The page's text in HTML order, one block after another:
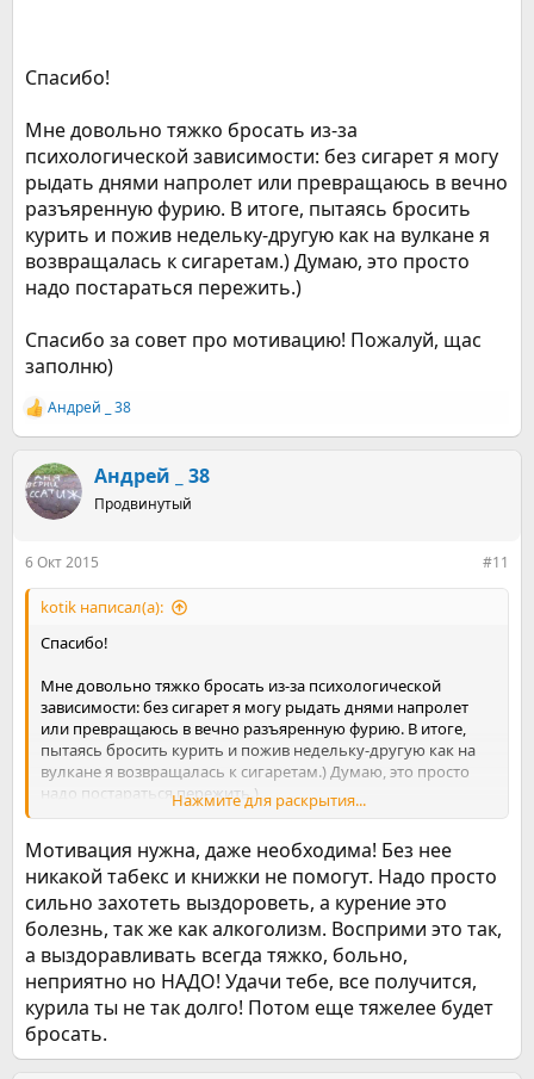
Спасибо!
Мне довольно тяжко бросать из-за
психологической зависимости: без сигарет я могу
рыдать днями напролет или превращаюсь в вечно
разъяренную фурию. В итоге, пытаясь бросить
курить и пожив недельку-другую как на вулкане я
возвращалась к сигаретам.) Думаю, это просто
надо постараться пережить.)
Спасибо за совет про мотивацию! Пожалуй, щас
заполню)
Р
е
к
ц
и
Андрей _ 38
Андрей _ 38
Продвинутый
6 Окт 2015 #11
kotik написал(а):
Спасибо!
Мне довольно тяжко бросать из-за психологической
зависимости: без сигарет я могу рыдать днями напролет
или превращаюсь в вечно разъяренную фурию. В итоге,
пытаясь бросить курить и пожив недельку-другую как на
вулкане я возвращалась к сигаретам.) Думаю, это просто
надо постараться пережить.)Нажмите для раскрытия...
Мотивация нужна, даже необходима! Без нее
никакой табекс и книжки не помогут. Надо просто
сильно захотеть выздороветь, а курение это
болезнь, так же как алкоголизм. Восприми это так,
а выздоравливать всегда тяжко, больно,
неприятно но НАДО! Удачи тебе, все получится,
курила ты не так долго! Потом еще тяжелее будет
бросать.